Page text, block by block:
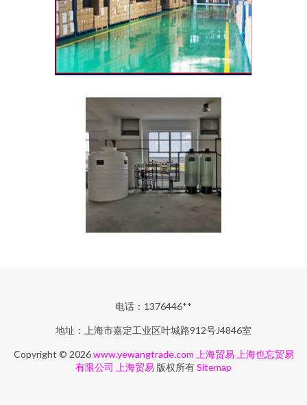
电话：1376446**
地址：上海市嘉定工业区叶城路912号J4846室
Copyright © 2026www.yewangtrade.com 上海贸易 上海也忘贸易
有限公司
上海贸易 版权所有Sitemap